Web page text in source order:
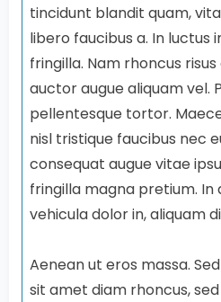
tincidunt blandit quam,
libero faucibus a. In luctus
fringilla. Nam rhoncus
auctor augue aliquam vel.
pellentesque tortor.
nisl tristique faucibus nec
consequat augue vitae
fringilla magna pretium. In
vehicula dolor in, aliquam
Aenean ut eros massa.
sit amet diam rhoncus,